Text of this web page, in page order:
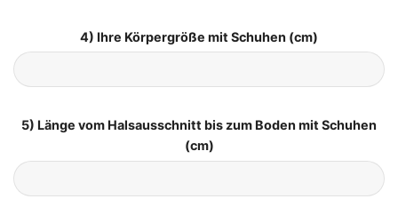
4) Ihre Körpergröße mit Schuhen (cm)
5) Länge vom Halsausschnitt bis zum Boden mit Schuhen
(cm)